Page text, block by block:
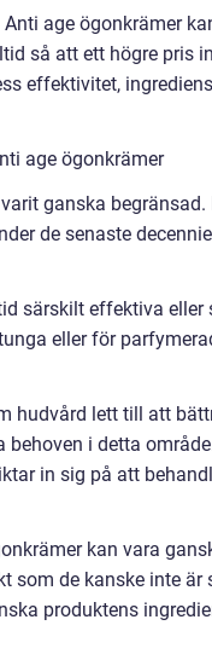
age ögonkrämer
så att ett högre pris
effektivitet,
age ögonkrämer
ganska
de senaste
särskilt effektiva eller
eller för
hudvård lett till att
i detta
in sig på att
kan vara
som de kanske inte är
produktens